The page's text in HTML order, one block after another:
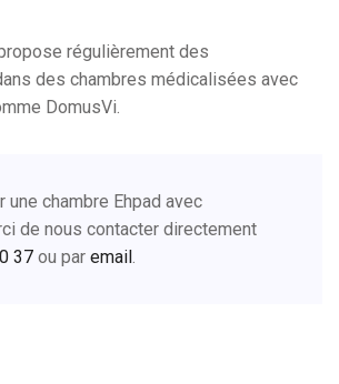
régulièrement des
des chambres médicalisées avec
DomusVi.
une chambre Ehpad avec
de nous contacter directement
37 ou par email